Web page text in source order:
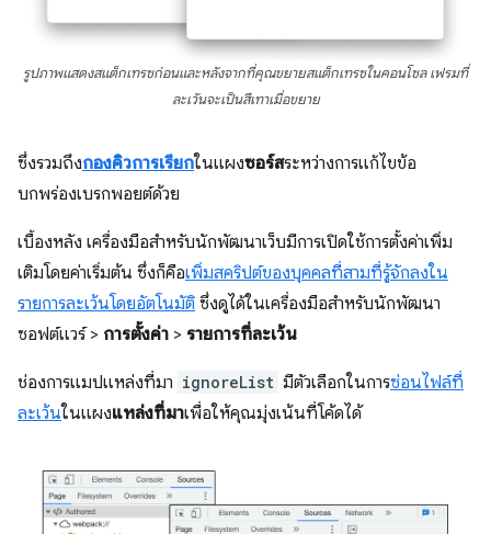
รูปภาพแสดงสแต็กเทรซก่อนและหลังจากที่คุณขยายสแต็กเทรซในคอนโซล เฟรมที่
ละเว้นจะเป็นสีเทาเมื่อขยาย
ซึ่งรวมถึงกองคิวการเรียกในแผงซอร์สระหว่างการแก้ไขข้อ
บกพร่องเบรกพอยต์ด้วย
เบื้องหลัง เครื่องมือสําหรับนักพัฒนาเว็บมีการเปิดใช้การตั้งค่าเพิ่ม
เติมโดยค่าเริ่มต้น ซึ่งก็คือเพิ่มสคริปต์ของบุคคลที่สามที่รู้จักลงใน
รายการละเว้นโดยอัตโนมัติ ซึ่งดูได้ในเครื่องมือสำหรับนักพัฒนา
ซอฟต์แวร์ > การตั้งค่า > รายการที่ละเว้น
ช่องการแมปแหล่งที่มา ignoreList มีตัวเลือกในการซ่อนไฟล์ที่
ละเว้นในแผงแหล่งที่มาเพื่อให้คุณมุ่งเน้นที่โค้ดได้